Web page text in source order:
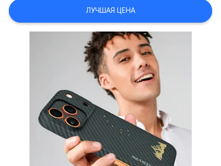
NEWS
КАРТА
POLICY
ЛУЧШАЯ ЦЕНА